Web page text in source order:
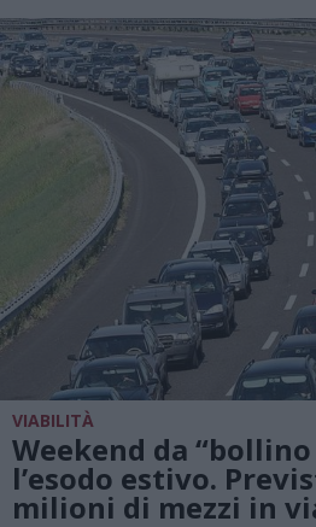
VIABILITÀ
Weekend da
l’esodo estivo.
milioni di mezzi in